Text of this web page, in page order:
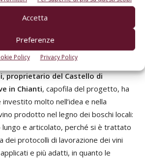
Accetta
Preferenze
Policy Privacy Policy
olfattivo che gustativo e tattile, ed
con termini riconducibili ad una
si suggerisce un ulteriore
tipo enologico.
proprietario del Castello di
in Chianti, capofila del progetto, ha
molto nell’idea e nella
prodotto nel legno dei boschi locali:
e articolato, perché si è trattato
dei protocolli di lavorazione dei vini
e più adatti, in quanto le